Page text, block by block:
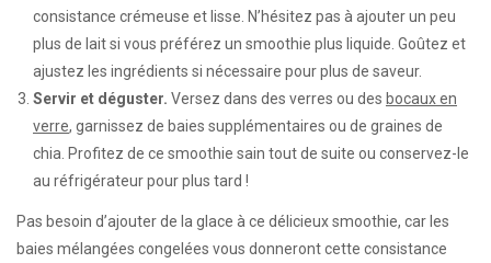
consistance crémeuse et lisse. N’hésitez pas à ajouter un peu
plus de lait si vous préférez un smoothie plus liquide. Goûtez et
ajustez les ingrédients si nécessaire pour plus de saveur.
Servir et déguster. Versez dans des verres ou des bocaux en
verre, garnissez de baies supplémentaires ou de graines de
chia. Profitez de ce smoothie sain tout de suite ou conservez-le
au réfrigérateur pour plus tard !
Pas besoin d’ajouter de la glace à ce délicieux smoothie, car les
baies mélangées congelées vous donneront cette consistance